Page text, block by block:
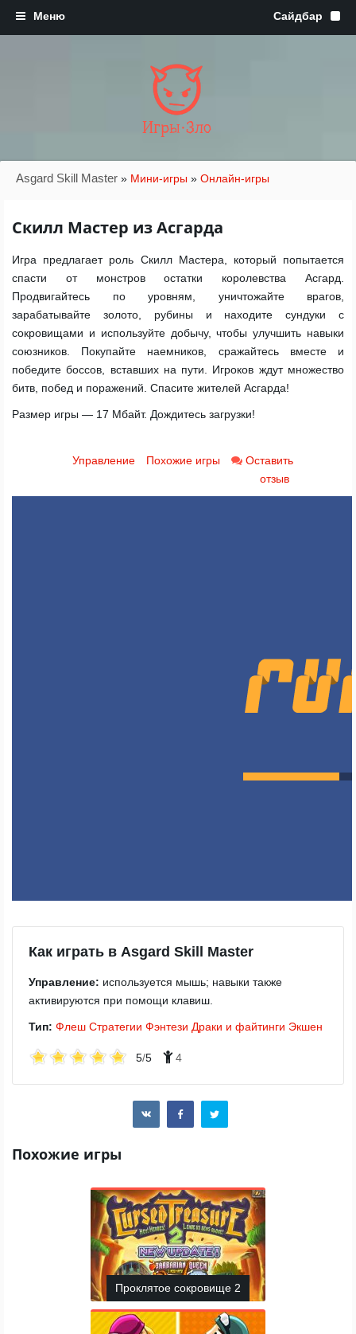
Игры·Зло
Asgard Skill Master » Мини-игры » Онлайн-игры
Скилл Мастер из Асгарда
Игра предлагает роль Скилл Мастера, который попытается
спасти от монстров остатки королевства Асгард.
Продвигайтесь по уровням, уничтожайте врагов,
зарабатывайте золото, рубины и находите сундуки с
сокровищами и используйте добычу, чтобы улучшить навыки
союзников. Покупайте наемников, сражайтесь вместе и
победите боссов, вставших на пути. Игроков ждут множество
битв, побед и поражений. Спасите жителей Асгарда!
Размер игры — 17 Мбайт. Дождитесь загрузки!
Управление Похожие игры
Оставить
отзыв
Как играть в Asgard Skill Master
Управление: используется мышь; навыки также
активируются при помощи клавиш.
Тип: Флеш Стратегии Фэнтези Драки и файтинги Экшен
5/5 4
Похожие игры
Проклятое сокровище 2